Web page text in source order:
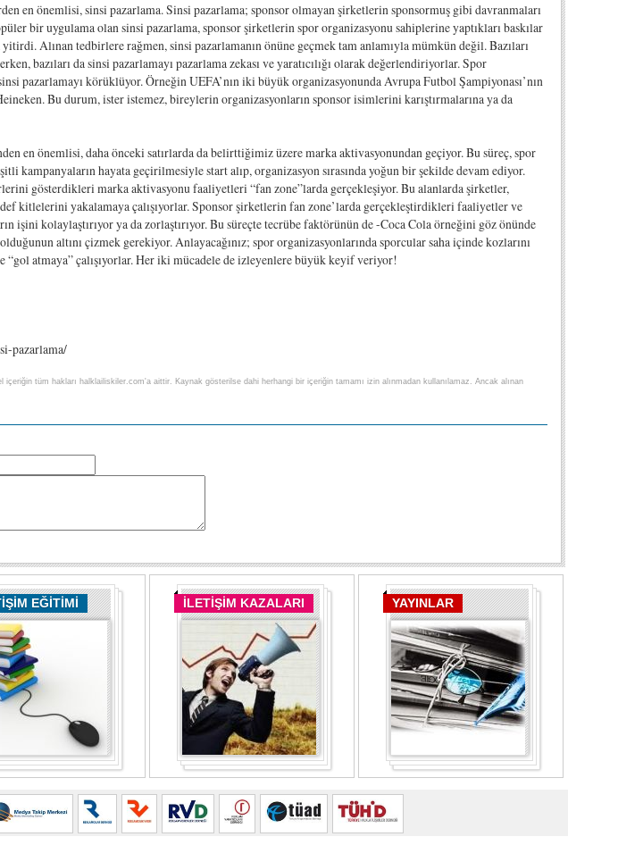
en önemlisi, sinsi pazarlama. Sinsi pazarlama; sponsor olmayan şirketlerin sponsormuş gibi davranmaları
bir uygulama olan sinsi pazarlama, sponsor şirketlerin spor organizasyonu sahiplerine yaptıkları baskılar
Alınan tedbirlere rağmen, sinsi pazarlamanın önüne geçmek tam anlamıyla mümkün değil. Bazıları
bazıları da sinsi pazarlamayı pazarlama zekası ve yaratıcılığı olarak değerlendiriyorlar. Spor
pazarlamayı körüklüyor. Örneğin UEFA’nın iki büyük organizasyonunda Avrupa Futbol Şampiyonası’nın
Bu durum, ister istemez, bireylerin organizasyonların sponsor isimlerini karıştırmalarına ya da
en önemlisi, daha önceki satırlarda da belirttiğimiz üzere marka aktivasyonundan geçiyor. Bu süreç, spor
kampanyaların hayata geçirilmesiyle start alıp, organizasyon sırasında yoğun bir şekilde devam ediyor.
gösterdikleri marka aktivasyonu faaliyetleri “fan zone”larda gerçekleşiyor. Bu alanlarda şirketler,
kitlelerini yakalamaya çalışıyorlar. Sponsor şirketlerin fan zone’larda gerçekleştirdikleri faaliyetler ve
işini kolaylaştırıyor ya da zorlaştırıyor. Bu süreçte tecrübe faktörünün de -Coca Cola örneğini göz önünde
altını çizmek gerekiyor. Anlayacağınız; spor organizasyonlarında sporcular saha içinde kozlarını
“gol atmaya” çalışıyorlar. Her iki mücadele de izleyenlere büyük keyif veriyor!
pazarlama/
içeriğin tüm hakları halklailiskiler.com'a aittir. Kaynak gösterilse dahi herhangi bir içeriğin tamamı izin alınmadan kullanılamaz. Ancak alınan
EĞİTİMİ İLETİŞİM KAZALARI YAYINLAR